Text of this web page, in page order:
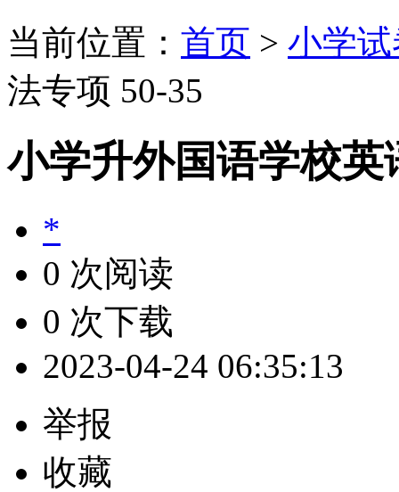
当前位置： 首页 > 小学
法专项 50-35
小学升外国语学校英
*
0 次阅读
0 次下载
2023-04-24 06:35:13
举报
收藏